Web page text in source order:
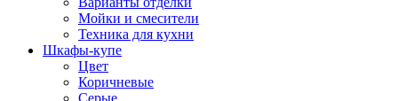
Мойки и смесители
Техника для кухни
Шкафы-купе
Цвет
Коричневые
Серые